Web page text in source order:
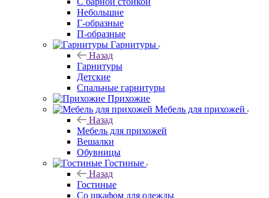
Небольшие
Г-образные
П-образные
Гарнитуры
Назад
Гарнитуры
Детские
Спальные гарнитуры
Прихожие
Мебель для прихожей
Назад
Мебель для прихожей
Вешалки
Обувницы
Гостиные
Назад
Гостиные
Со шкафом для одежды